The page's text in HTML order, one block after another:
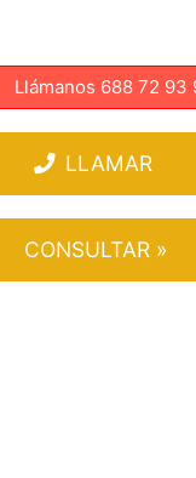
Llámanos 688 72 93
LLAMAR
CONSULTAR »